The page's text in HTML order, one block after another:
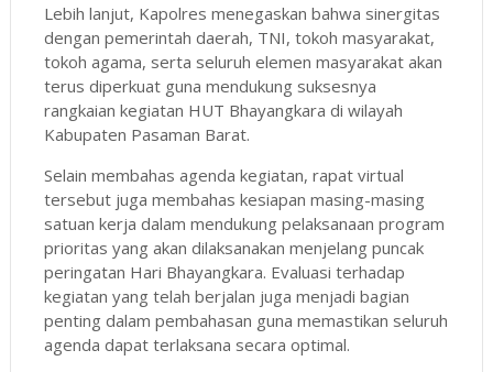
Lebih lanjut, Kapolres menegaskan bahwa sinergitas
dengan pemerintah daerah, TNI, tokoh masyarakat,
tokoh agama, serta seluruh elemen masyarakat akan
terus diperkuat guna mendukung suksesnya
rangkaian kegiatan HUT Bhayangkara di wilayah
Kabupaten Pasaman Barat.
Selain membahas agenda kegiatan, rapat virtual
tersebut juga membahas kesiapan masing-masing
satuan kerja dalam mendukung pelaksanaan program
prioritas yang akan dilaksanakan menjelang puncak
peringatan Hari Bhayangkara. Evaluasi terhadap
kegiatan yang telah berjalan juga menjadi bagian
penting dalam pembahasan guna memastikan seluruh
agenda dapat terlaksana secara optimal.